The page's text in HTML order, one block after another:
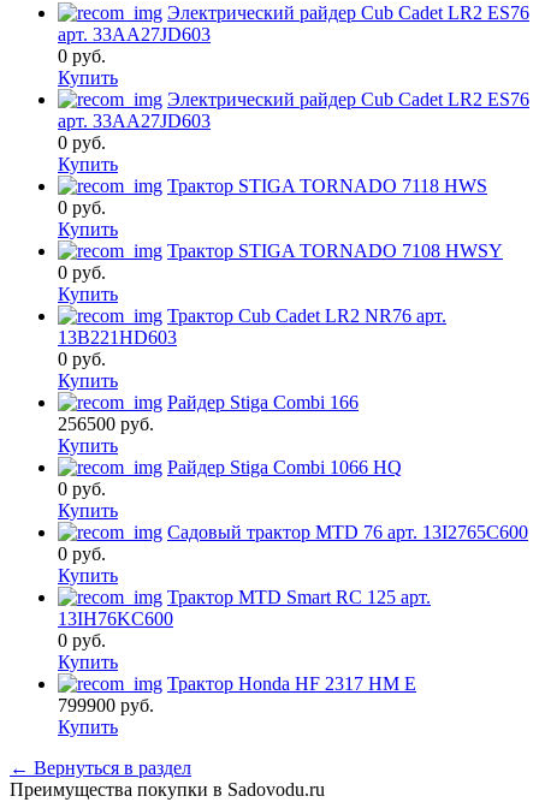
Электрический райдер Cub Cadet LR2 ES76
арт. 33AA27JD603
0 руб.
Купить
Электрический райдер Cub Cadet LR2 ES76
арт. 33AA27JD603
0 руб.
Купить
Трактор STIGA TORNADO 7118 HWS
0 руб.
Купить
Трактор STIGA TORNADO 7108 HWSY
0 руб.
Купить
Трактор Cub Cadet LR2 NR76 арт.
13B221HD603
0 руб.
Купить
Райдер Stiga Combi 166
256500 руб.
Купить
Райдер Stiga Combi 1066 HQ
0 руб.
Купить
Садовый трактор MTD 76 арт. 13I2765C600
0 руб.
Купить
Трактор MTD Smart RC 125 арт.
13IH76KC600
0 руб.
Купить
Трактор Honda HF 2317 HM E
799900 руб.
Купить
← Вернуться в раздел
Преимущества покупки в Sadovodu.ru